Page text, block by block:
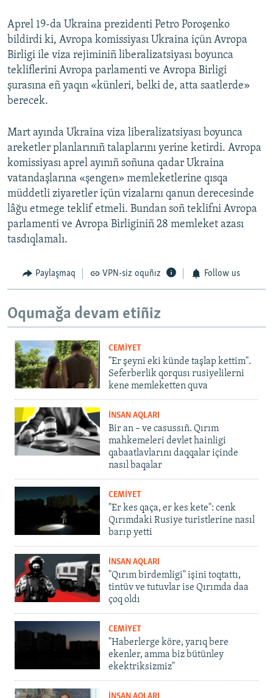
Aprel 19-da Ukraina prezidenti Petro Poroşenko
bildirdi ki, Avropa komissiyası Ukraina içün Avropa
Birligi ile viza rejiminiñ liberalizatsiyası boyunca
tekliflerini Avropa parlamenti ve Avropa Birligi
şurasına eñ yaqın «künleri, belki de, atta saatlerde»
berecek.
Mart ayında Ukraina viza liberalizatsiyası boyunca
areketler planlarınıñ talaplarını yerine ketirdi. Avropa
komissiyası aprel ayınıñ soñuna qadar Ukraina
vatandaşlarına «şengen» memleketlerine qısqa
müddetli ziyaretler içün vizalarnı qanun derecesinde
lâğu etmege teklif etmeli. Bundan soñ teklifni Avropa
parlamenti ve Avropa Birliginiñ 28 memleket azası
tasdıqlamalı.
Paylaşmaq VPN-siz oquñız Follow us
Oqumağa devam etiñiz
CEMİYET
"Er şeyni eki künde taşlap kettim".
Seferberlik qorqusı rusiyelilerni
kene memleketten quva
İNSAN AQLARI
Bir an – ve casussıñ. Qırım
mahkemeleri devlet hainligi
qabaatlavlarını daqqalar içinde
nasıl baqalar
CEMİYET
"Er kes qaça, er kes kete": cenk
Qırımdaki Rusiye turistlerine nasıl
barıp yetti
İNSAN AQLARI
"Qırım birdemligi" işini toqtattı,
tintüv ve tutuvlar ise Qırımda daa
çoq oldı
CEMİYET
"Haberlerge köre, yarıq bere
ekenler, amma biz bütünley
ekektriksizmiz"